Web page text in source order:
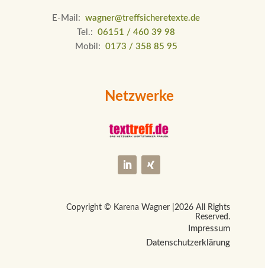
E-Mail:wagner@treffsicheretexte.de
Tel.:06151 / 460 39 98
Mobil: 0173 / 358 85 95
Netzwerke
Copyright © Karena Wagner | 2026 All Rights
Reserved.
Impressum
Datenschutzerklärung